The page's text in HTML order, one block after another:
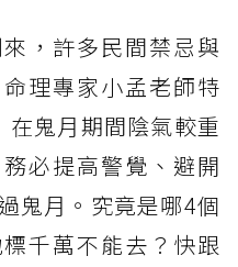
，許多民間禁忌與
理專家小孟老師特
鬼月期間陰氣較重
必提高警覺、避開
鬼月。究竟是哪4個
千萬不能去？快跟